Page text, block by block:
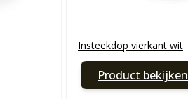
Insteekdop vierkant wit
Product bekijken